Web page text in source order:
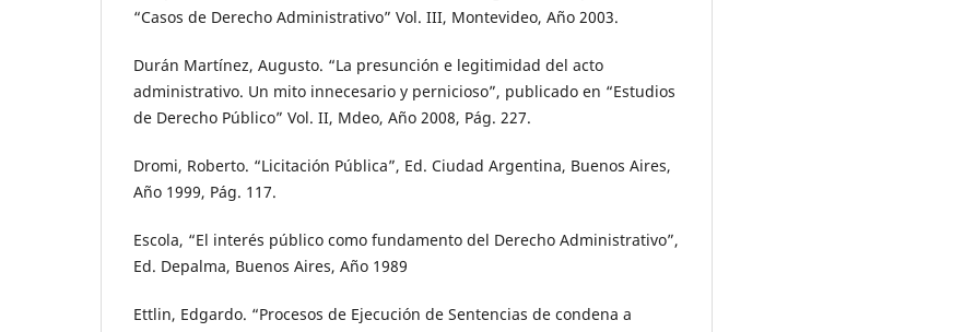
“Casos de Derecho Administrativo” Vol. III, Montevideo, Año 2003.
Durán Martínez, Augusto. “La presunción e legitimidad del acto
administrativo. Un mito innecesario y pernicioso”, publicado en “Estudios
de Derecho Público” Vol. II, Mdeo, Año 2008, Pág. 227.
Dromi, Roberto. “Licitación Pública”, Ed. Ciudad Argentina, Buenos Aires,
Año 1999, Pág. 117.
Escola, “El interés público como fundamento del Derecho Administrativo”,
Ed. Depalma, Buenos Aires, Año 1989
Ettlin, Edgardo. “Procesos de Ejecución de Sentencias de condena a